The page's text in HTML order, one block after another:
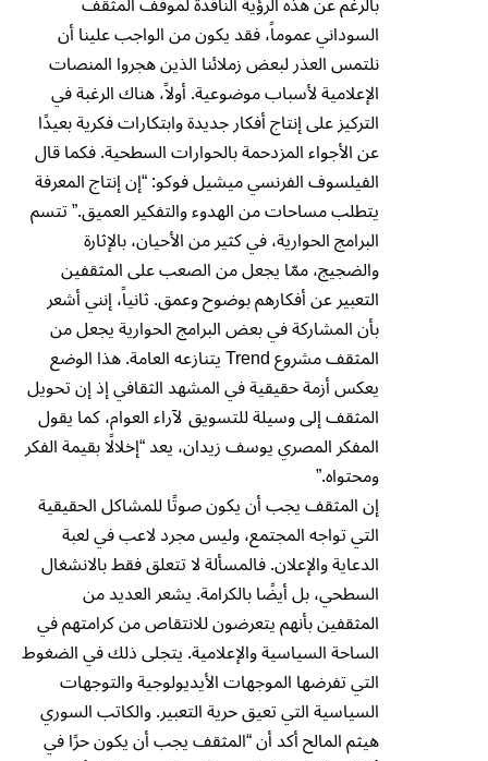
السوداني عموماً، فقد يكون من الواجب علينا أن
نلتمس العذر لبعض زملائنا الذين هجروا المنصات
الإعلامية لأسباب موضوعية. أولاً، هناك الرغبة في
التركيز على إنتاج أفكار جديدة وابتكارات فكرية بعيدًا
عن الأجواء المزدحمة بالحوارات السطحية. فكما قال
الفيلسوف الفرنسي ميشيل فوكو: “إن إنتاج المعرفة
يتطلب مساحات من الهدوء والتفكير العميق.” تتسم
البرامج الحوارية، في كثير من الأحيان، بالإثارة
والضجيج، ممّا يجعل من الصعب على المثقفين
التعبير عن أفكارهم بوضوح وعمق. ثانياً، إنني أشعر
بأن المشاركة في بعض البرامج الحوارية يجعل من
المثقف مشروع Trend يتنازعه العامة. هذا الوضع
يعكس أزمة حقيقية في المشهد الثقافي إذ إن تحويل
المثقف إلى وسيلة للتسويق لآراء العوام، كما يقول
المفكر المصري يوسف زيدان، يعد “إخلالًا بقيمة الفكر
ومحتواه.”
إن المثقف يجب أن يكون صوتًا للمشاكل الحقيقية
التي تواجه المجتمع، وليس مجرد لاعب في لعبة
الدعاية والإعلان. فالمسألة لا تتعلق فقط بالانشغال
السطحي، بل أيضًا بالكرامة. يشعر العديد من
المثقفين بأنهم يتعرضون للانتقاص من كرامتهم في
الساحة السياسية والإعلامية. يتجلى ذلك في الضغوط
التي تفرضها الموجهات الأيديولوجية والتوجهات
السياسية التي تعيق حرية التعبير. والكاتب السوري
هيثم المالح أكد أن “المثقف يجب أن يكون حرًا في